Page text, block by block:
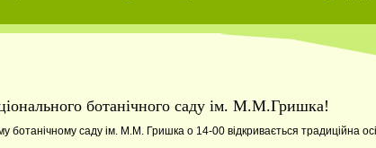
ботанічного саду ім. М.М.Гришка!
ботанічному саду ім. М.М. Гришка о 14-00 відкривається традиційна